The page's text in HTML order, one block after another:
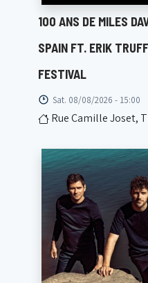
100 ANS DE MILES
SPAIN FT. ERIK
FESTIVAL
Sat. 08/08/2026 - 15:00
Rue Camille Joset,